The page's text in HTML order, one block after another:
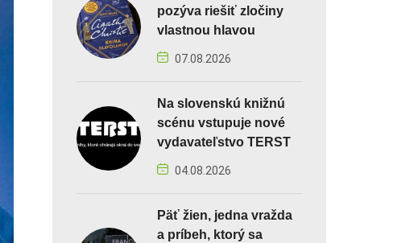
pozýva riešiť zločiny
vlastnou hlavou
07.08.2026
Na slovenskú knižnú
scénu vstupuje nové
vydavateľstvo TERST
04.08.2026
Päť žien, jedna vražda
a príbeh, ktorý sa